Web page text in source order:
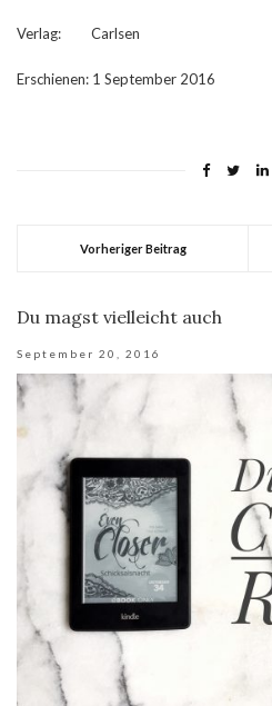
Verlag: Carlsen
Erschienen: 1 September 2016
Vorheriger Beitrag
Du magst vielleicht auch
September 20, 2016